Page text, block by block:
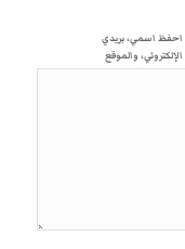
احفظ اسمي، بريدي
الإلكتروني، والموقع
الإلكتروني في هذا المتصفح